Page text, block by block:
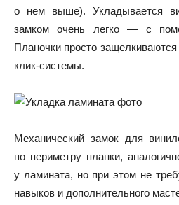
о нем выше). Укладывается
замком очень легко — с
Планочки просто
клик-системы.
Механический замок для
по периметру планки,
у ламината, но при этом не
навыков и дополнительного